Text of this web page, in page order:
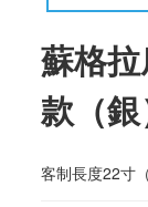
蘇格
款（銀
客制長度22寸（